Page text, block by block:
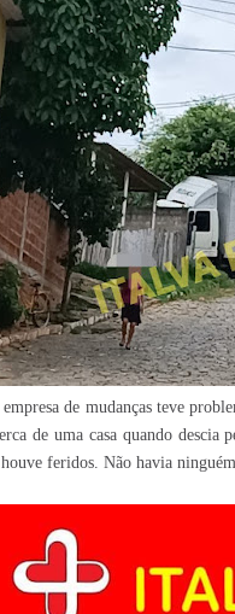
de mudanças teve
de uma casa quando
feridos. Não havia ninguém